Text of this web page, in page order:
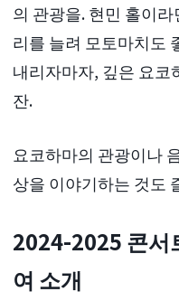
의 관광을. 현민 홀이
리를 늘려 모토마치도
내리자마자, 깊은 요코
잔.
요코하마의 관광이나
상을 이야기하는 것도
2024-2025 콘서
여 소개